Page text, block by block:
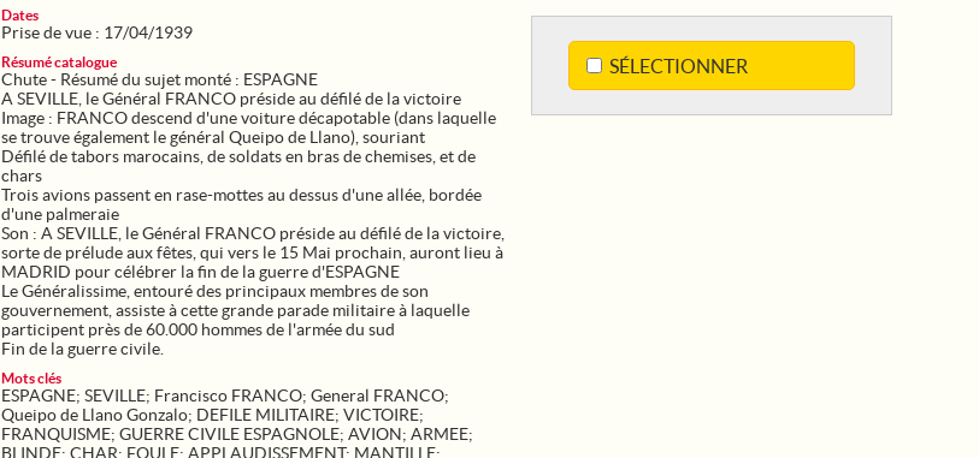
SÉLECTIONNER
Dates
Prise de vue : 17/04/1939
Résumé catalogue
Chute - Résumé du sujet monté : ESPAGNE
A SEVILLE, le Général FRANCO préside au défilé de la victoire
Image : FRANCO descend d'une voiture décapotable (dans laquelle
se trouve également le général Queipo de Llano), souriant
Défilé de tabors marocains, de soldats en bras de chemises, et de
chars
Trois avions passent en rase-mottes au dessus d'une allée, bordée
d'une palmeraie
Son : A SEVILLE, le Général FRANCO préside au défilé de la victoire,
sorte de prélude aux fêtes, qui vers le 15 Mai prochain, auront lieu à
MADRID pour célébrer la fin de la guerre d'ESPAGNE
Le Généralissime, entouré des principaux membres de son
gouvernement, assiste à cette grande parade militaire à laquelle
participent près de 60.000 hommes de l'armée du sud
Fin de la guerre civile.
Mots clés
ESPAGNE; SEVILLE; Francisco FRANCO; General FRANCO;
Queipo de Llano Gonzalo; DEFILE MILITAIRE; VICTOIRE;
FRANQUISME; GUERRE CIVILE ESPAGNOLE; AVION; ARMEE;
BLINDE; CHAR; FOULE; APPLAUDISSEMENT; MANTILLE;